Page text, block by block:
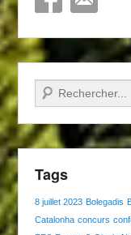
Recherche
Tags
8 juillet 2023 Bolegadis
Catalonha concurs